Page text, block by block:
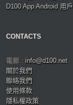
D100 App Android 用戶
CONTACTS
電郵 : info@d100.net
關於我們
聯絡我們
使用條款
隱私權政策